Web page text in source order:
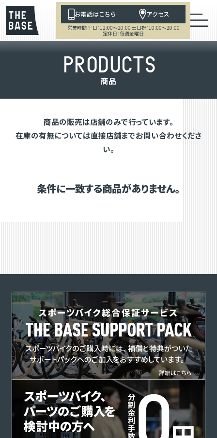
お電話はこちら アクセス
営業時間 平日：12:00～20:00 土日祝：10:00～20:00
定休日：毎週金曜日
PRODUCTS
商品
商品の販売は店舗のみで行っています。
在庫の有無については直接店舗までお問い合わせくださ
い。
条件に一致する商品がありません。